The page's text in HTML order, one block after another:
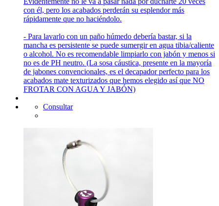
con él, pero los acabados perderán su esplendor más
rápidamente que no haciéndolo.
- Para lavarlo con un paño húmedo debería bastar, si la
mancha es persistente se puede sumergir en agua tibia/caliente
o alcohol. No es recomendable limpiarlo con jabón y menos si
no es de PH neutro. (La sosa cáustica, presente en la mayoría
de jabones convencionales, es el decapador perfecto para los
acabados mate texturizados que hemos elegido así que NO
FROTAR CON AGUA Y JABÓN)
Consultar